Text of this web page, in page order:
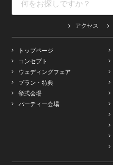
アクセス
トップページ
コンセプト
ウェディングフェア
プラン・特典
挙式会場
パーティー会場